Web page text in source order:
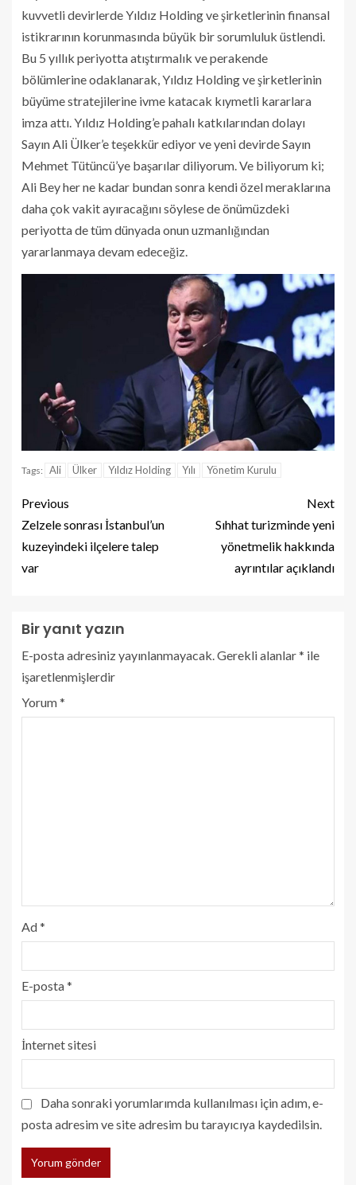
kuvvetli devirlerde Yıldız Holding ve şirketlerinin finansal
istikrarının korunmasında büyük bir sorumluluk üstlendi.
Bu 5 yıllık periyotta atıştırmalık ve perakende
bölümlerine odaklanarak, Yıldız Holding ve şirketlerinin
büyüme stratejilerine ivme katacak kıymetli kararlara
imza attı. Yıldız Holding’e pahalı katkılarından dolayı
Sayın Ali Ülker’e teşekkür ediyor ve yeni devirde Sayın
Mehmet Tütüncü’ye başarılar diliyorum. Ve biliyorum ki;
Ali Bey her ne kadar bundan sonra kendi özel meraklarına
daha çok vakit ayıracağını söylese de önümüzdeki
periyotta de tüm dünyada onun uzmanlığından
yararlanmaya devam edeceğiz.
Tags: Ali Ülker Yıldız Holding Yılı Yönetim Kurulu
Previous
Zelzele sonrası İstanbul’un
kuzeyindeki ilçelere talep
var
Next
Sıhhat turizminde yeni
yönetmelik hakkında
ayrıntılar açıklandı
Bir yanıt yazın
E-posta adresiniz yayınlanmayacak. Gerekli alanlar* ile
işaretlenmişlerdir
Yorum*
Ad*
E-posta*
İnternet sitesi
Daha sonraki yorumlarımda kullanılması için adım, e-
posta adresim ve site adresim bu tarayıcıya kaydedilsin.